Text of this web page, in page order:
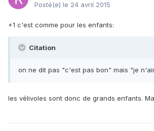
Posté(e) le 24 avril 2015
+1 c'est comme pour les enfants:
Citation
on ne dit pas "c'est pas bon" mais "je
les vélivoles sont donc de grands enfants.